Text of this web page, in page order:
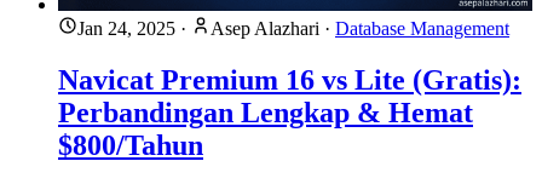
Jan 24, 2025 · Asep Alazhari · Database Management
Navicat Premium 16 vs Lite (Gratis):
Perbandingan Lengkap & Hemat
$800/Tahun